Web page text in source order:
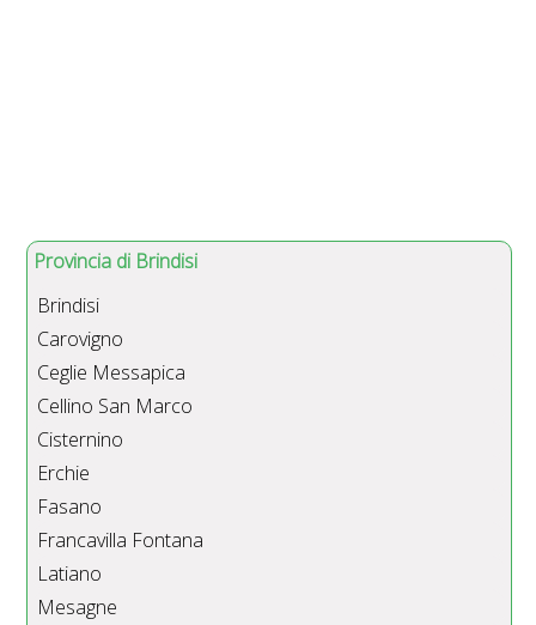
Provincia di Brindisi
Brindisi
Carovigno
Ceglie Messapica
Cellino San Marco
Cisternino
Erchie
Fasano
Francavilla Fontana
Latiano
Mesagne